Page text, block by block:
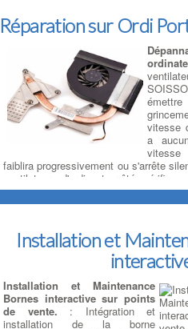
Réparation sur Ordi
vitesse
a
faiblira progressivement ou s'arrête
ventilateurs d'ordi est arrêté, vérifiez
son alimentation. Si le ventilateur à
et ne tourne toujours pas malgré la
thermique changée
. Le ventilateur
est monté à l'arrière du boîtier pour
ventilateurs d'extraction peuvent
dessus du boîtier, tandis que les
généralement montés sur le devant
les ventilateurs de votre
fonctionnent, mais que l'ordi reste
pouvez ajouter d'autres
Installation et
Installation et Maintenance
Bornes interactive sur points
de vente. : Intégration et
installation de la borne